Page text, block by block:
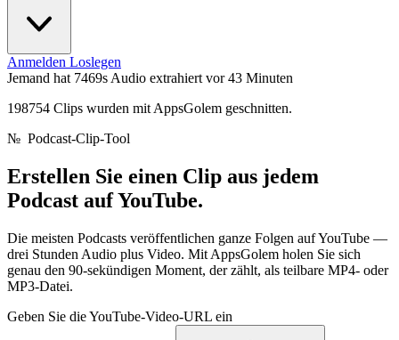
Anmelden Loslegen
Jemand hat 7469s Audio extrahiert vor 43 Minuten
198754 Clips wurden mit AppsGolem geschnitten.
№ Podcast-Clip-Tool
Erstellen Sie einen Clip aus jedem
Podcast auf YouTube.
Die meisten Podcasts veröffentlichen ganze Folgen auf YouTube —
drei Stunden Audio plus Video. Mit AppsGolem holen Sie sich
genau den 90-sekündigen Moment, der zählt, als teilbare MP4- oder
MP3-Datei.
Geben Sie die YouTube-Video-URL ein